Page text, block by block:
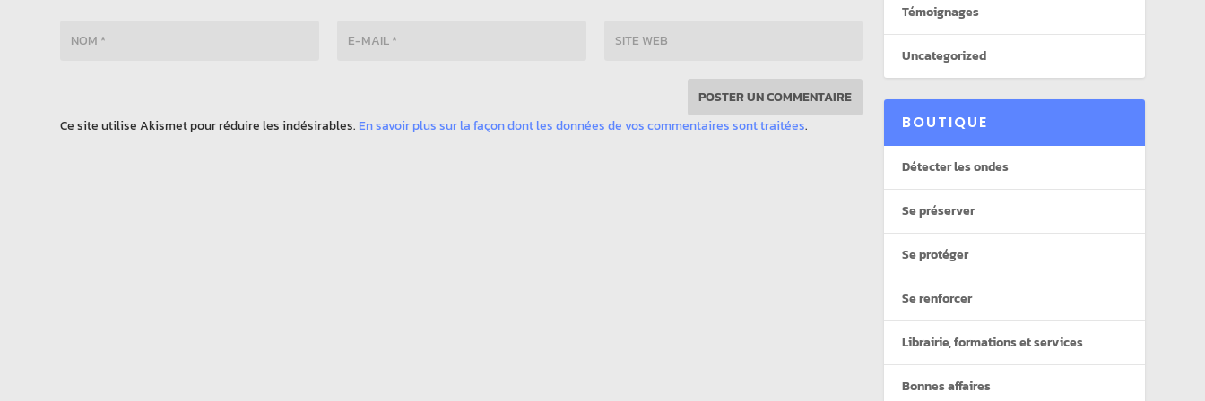
Ce site utilise Akismet pour réduire les indésirables. En savoir plus sur la façon dont les données de vos commentaires sont traitées.
Témoignages
Uncategorized
BOUTIQUE
Détecter les ondes
Se préserver
Se protéger
Se renforcer
Librairie, formations et services
Bonnes affaires